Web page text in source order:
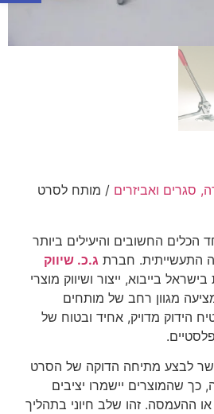
סגרים ואביזרים / מותח לסרט
הכלים החשובים והיעילים ביותר
התעשייתית. חברת ג.כ. שיווק
בייבוא, ייצור ושיווק מוצרי
מאז שנת 1992, מציעה מגוון רחב של מותחים
הידוק מדויק, אחיד ובטוח של
לבצע מתיחה הדוקה של הסרט
שהמוצרים יישמרו יציבים
ההעמסה. זהו שלב חיוני בתהליך